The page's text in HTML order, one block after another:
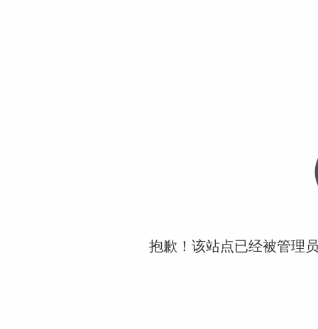
抱歉！该站点已经被管理